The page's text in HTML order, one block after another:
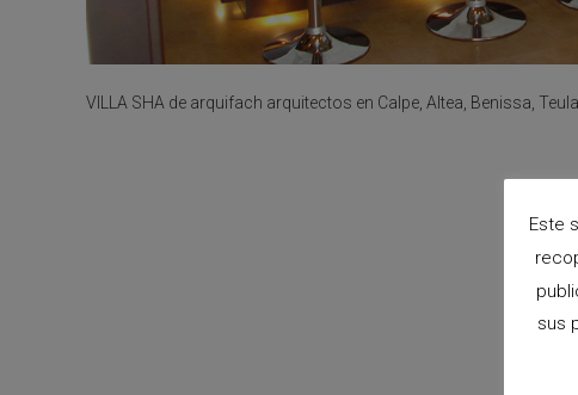
VILLA SHA de arquifach arquitectos en Calpe, Altea, Benissa,
Este
sus